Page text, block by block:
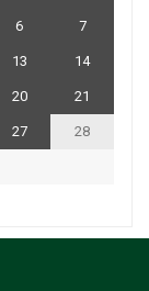
6 7
13 14
20 21
27 28